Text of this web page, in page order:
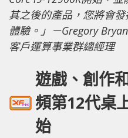
其之後的產品，您將會
體驗。」 －Gregory
客戶運算事業群總經理
遊戲、創作
頻第12代桌
始